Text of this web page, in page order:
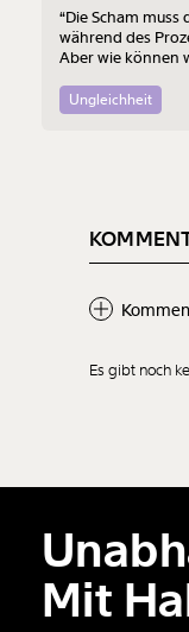
“Die Scham muss
während des
Aber wie können
Männergewalt
Ungleichheit
Der Inhalt
Es gibt noch
Mit